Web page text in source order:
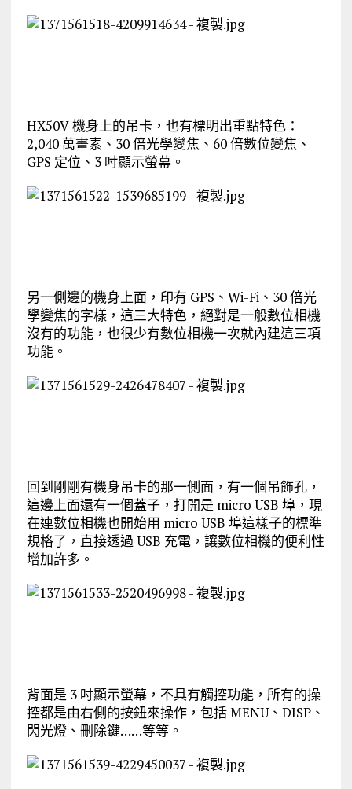
HX50V 機身上的吊卡，也有標明出重點特色：
2,040 萬畫素、30 倍光學變焦、60 倍數位變焦、
GPS 定位、3 吋顯示螢幕。
另一側邊的機身上面，印有 GPS、Wi-Fi、30 倍光
學變焦的字樣，這三大特色，絕對是一般數位相機
沒有的功能，也很少有數位相機一次就內建這三項
功能。
回到剛剛有機身吊卡的那一側面，有一個吊飾孔，
這邊上面還有一個蓋子，打開是 micro USB 埠，現
在連數位相機也開始用 micro USB 埠這樣子的標準
規格了，直接透過 USB 充電，讓數位相機的便利性
增加許多。
背面是 3 吋顯示螢幕，不具有觸控功能，所有的操
控都是由右側的按鈕來操作，包括 MENU、DISP、
閃光燈、刪除鍵……等等。